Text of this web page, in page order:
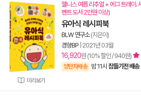
미리보기
웰니스 여름 리추얼 + 에그 트레이.
벤트 도서 2만원 이상)
유아식 레시피북
BLW 연구소(지은이)
경향BP 2021년 03월
16,920원 (10% 할인 / 940원)
양탄자배송 밤 11시 잠들기전 배송